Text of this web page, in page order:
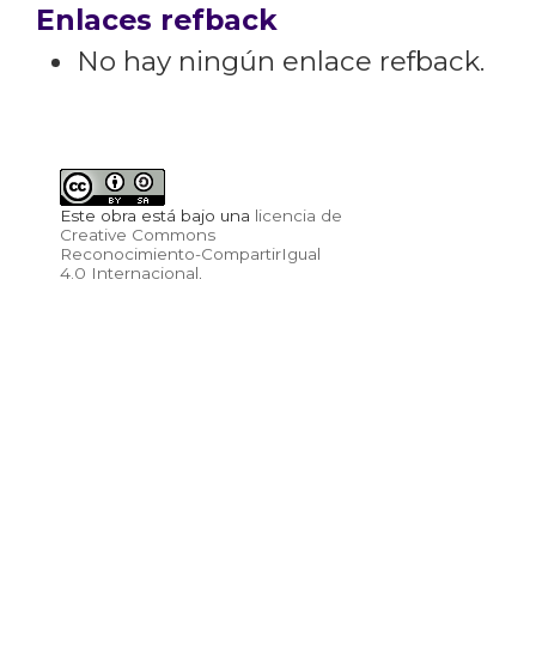
Enlaces refback
No hay ningún enlace refback.
Este obra está bajo una licencia de
Creative Commons
Reconocimiento-CompartirIgual
4.0 Internacional